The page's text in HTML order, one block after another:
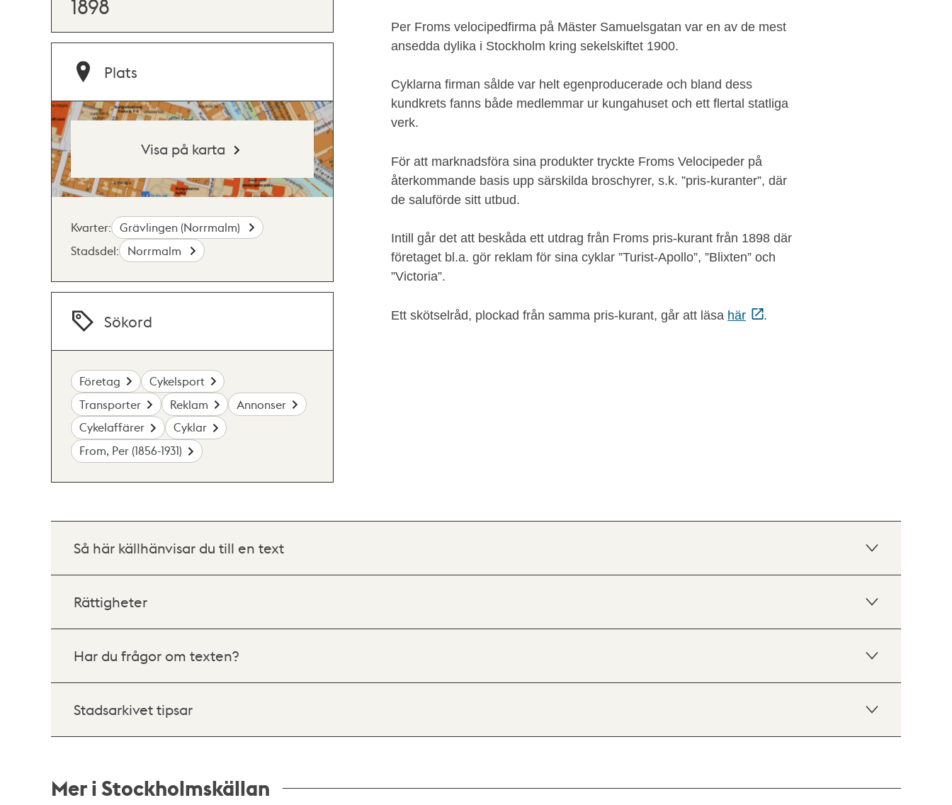
Per Froms velocipedfirma på Mäster Samuelsgatan var en av de mest
ansedda dylika i Stockholm kring sekelskiftet 1900.
Cyklarna firman sålde var helt egenproducerade och bland dess
kundkrets fanns både medlemmar ur kungahuset och ett flertal statliga
verk.
För att marknadsföra sina produkter tryckte Froms Velocipeder på
återkommande basis upp särskilda broschyrer, s.k. ”pris-kuranter”, där
de saluförde sitt utbud.
Intill går det att beskåda ett utdrag från Froms pris-kurant från 1898 där
företaget bl.a. gör reklam för sina cyklar ”Turist-Apollo”, ”Blixten” och
”Victoria”.
Ett skötselråd, plockad från samma pris-kurant, går att läsa här .
1898
Plats
Visa på karta
Kvarter:
Grävlingen (Norrmalm)
Stadsdel:
Norrmalm
Sökord
Företag
Cykelsport
Transporter
Reklam
Annonser
Cykelaffärer
Cyklar
From, Per (1856-1931)
Så här källhänvisar du till en text
Rättigheter
Har du frågor om texten?
Stadsarkivet tipsar
Mer i Stockholmskällan